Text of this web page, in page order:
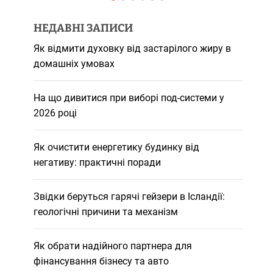
НЕДАВНІ ЗАПИСИ
Як відмити духовку від застарілого жиру в
домашніх умовах
На що дивитися при виборі под-системи у
2026 році
Як очистити енергетику будинку від
негативу: практичні поради
Звідки беруться гарячі гейзери в Ісландії:
геологічні причини та механізм
Як обрати надійного партнера для
фінансування бізнесу та авто